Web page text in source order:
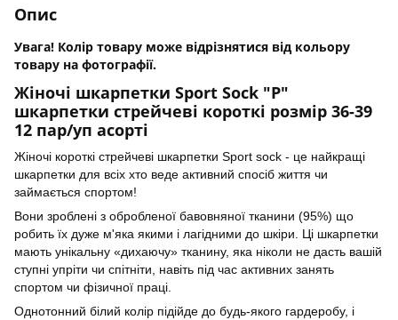
Опис
Увага! Колір товару може відрізнятися від кольору
товару на фотографії.
Жіночі шкарпетки Sport Sock "Р"
шкарпетки стрейчеві короткі розмір 36-39
12 пар/уп асорті
Жіночі короткі стрейчеві шкарпетки Sport sock - це найкращі
шкарпетки для всіх хто веде активний спосіб життя чи
займається спортом!
Вони зроблені з обробленої бавовняної тканини (95%) що
робить їх дуже м'яка якими і лагідними до шкіри. Ці шкарпетки
мають унікальну «дихаючу» тканину, яка ніколи не дасть вашій
ступні упріти чи спітніти, навіть під час активних занять
спортом чи фізичної праці.
Однотонний білий колір підійде до будь-якого гардеробу, і